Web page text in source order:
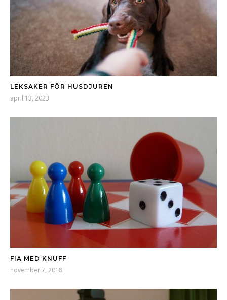
LEKSAKER FÖR HUSDJUREN
april 13, 2023
FIA MED KNUFF
november 7, 2018